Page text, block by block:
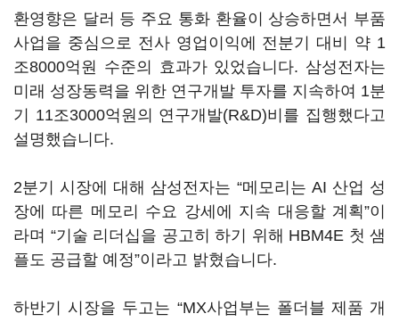
환영향은 달러 등 주요 통화 환율이 상승하면서 부품
사업을 중심으로 전사 영업이익에 전분기 대비 약 1
조8000억원 수준의 효과가 있었습니다. 삼성전자는
미래 성장동력을 위한 연구개발 투자를 지속하여 1분
기 11조3000억원의 연구개발(R&D)비를 집행했다고
설명했습니다.
2분기 시장에 대해 삼성전자는 “메모리는 AI 산업 성
장에 따른 메모리 수요 강세에 지속 대응할 계획”이
라며 “기술 리더십을 공고히 하기 위해 HBM4E 첫 샘
플도 공급할 예정”이라고 밝혔습니다.
하반기 시장을 두고는 “MX사업부는 폴더블 제품 개